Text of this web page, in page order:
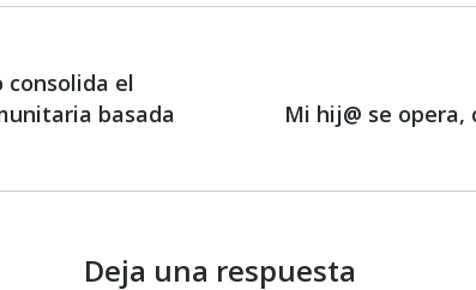
consolida el
basada
Publicación
Mi hij@ se opera,
Deja una respuesta